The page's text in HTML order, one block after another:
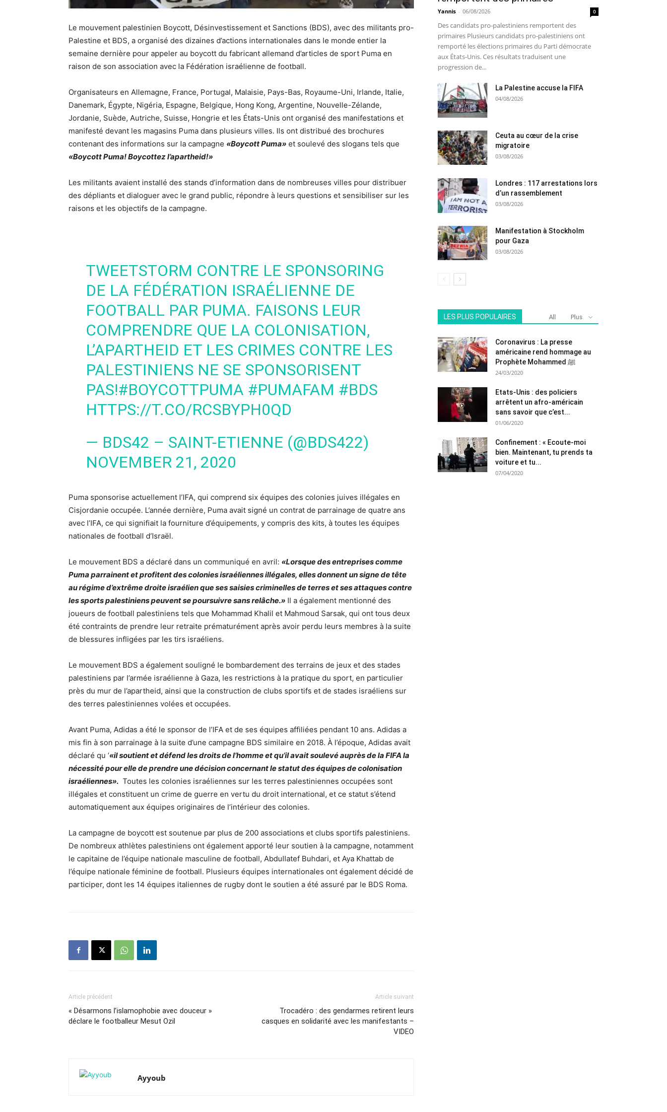
Le mouvement palestinien Boycott, Désinvestissement et Sanctions (BDS), avec des militants pro-
Palestine et BDS, a organisé des dizaines d’actions internationales dans le monde entier la
semaine dernière pour appeler au boycott du fabricant allemand d’articles de sport Puma en
raison de son association avec la Fédération israélienne de football.
Organisateurs en Allemagne, France, Portugal, Malaisie, Pays-Bas, Royaume-Uni, Irlande, Italie,
Danemark, Égypte, Nigéria, Espagne, Belgique, Hong Kong, Argentine, Nouvelle-Zélande,
Jordanie, Suède, Autriche, Suisse, Hongrie et les États-Unis ont organisé des manifestations et
manifesté devant les magasins Puma dans plusieurs villes. Ils ont distribué des brochures
contenant des informations sur la campagne «Boycott Puma» et soulevé des slogans tels que
«Boycott Puma! Boycottez l’apartheid!»
Les militants avaient installé des stands d’information dans de nombreuses villes pour distribuer
des dépliants et dialoguer avec le grand public, répondre à leurs questions et sensibiliser sur les
raisons et les objectifs de la campagne.
TWEETSTORM CONTRE LE SPONSORING
DE LA FÉDÉRATION ISRAÉLIENNE DE
FOOTBALL PAR PUMA. FAISONS LEUR
COMPRENDRE QUE LA COLONISATION,
L’APARTHEID ET LES CRIMES CONTRE LES
PALESTINIENS NE SE SPONSORISENT
PAS!#BOYCOTTPUMA #PUMAFAM #BDS
HTTPS://T.CO/RCSBYPH0QD
— BDS42 – SAINT-ETIENNE (@BDS422)
NOVEMBER 21, 2020
Puma sponsorise actuellement l’IFA, qui comprend six équipes des colonies juives illégales en
Cisjordanie occupée. L’année dernière, Puma avait signé un contrat de parrainage de quatre ans
avec l’IFA, ce qui signifiait la fourniture d’équipements, y compris des kits, à toutes les équipes
nationales de football d’Israël.
Le mouvement BDS a déclaré dans un communiqué en avril: «Lorsque des entreprises comme
Puma parrainent et profitent des colonies israéliennes illégales, elles donnent un signe de tête
au régime d’extrême droite israélien que ses saisies criminelles de terres et ses attaques contre
les sports palestiniens peuvent se poursuivre sans relâche.» Il a également mentionné des
joueurs de football palestiniens tels que Mohammad Khalil et Mahmoud Sarsak, qui ont tous deux
été contraints de prendre leur retraite prématurément après avoir perdu leurs membres à la suite
de blessures infligées par les tirs israéliens.
Le mouvement BDS a également souligné le bombardement des terrains de jeux et des stades
palestiniens par l’armée israélienne à Gaza, les restrictions à la pratique du sport, en particulier
près du mur de l’apartheid, ainsi que la construction de clubs sportifs et de stades israéliens sur
des terres palestiniennes volées et occupées.
Avant Puma, Adidas a été le sponsor de l’IFA et de ses équipes affiliées pendant 10 ans. Adidas a
mis fin à son parrainage à la suite d’une campagne BDS similaire en 2018. À l’époque, Adidas avait
déclaré qu ‘«il soutient et défend les droits de l’homme et qu’il avait soulevé auprès de la FIFA la
nécessité pour elle de prendre une décision concernant le statut des équipes de colonisation
israéliennes». Toutes les colonies israéliennes sur les terres palestiniennes occupées sont
illégales et constituent un crime de guerre en vertu du droit international, et ce statut s’étend
automatiquement aux équipes originaires de l’intérieur des colonies.
La campagne de boycott est soutenue par plus de 200 associations et clubs sportifs palestiniens.
De nombreux athlètes palestiniens ont également apporté leur soutien à la campagne, notamment
le capitaine de l’équipe nationale masculine de football, Abdullatef Buhdari, et Aya Khattab de
l’équipe nationale féminine de football. Plusieurs équipes internationales ont également décidé de
participer, dont les 14 équipes italiennes de rugby dont le soutien a été assuré par le BDS Roma.
Article précédent
« Désarmons l’islamophobie avec douceur »
déclare le footballeur Mesut Ozil
Article suivant
Trocadéro : des gendarmes retirent leurs
casques en solidarité avec les manifestants –
VIDEO
Ayyoub
Yannis - 06/08/2026 0
Des candidats pro-palestiniens remportent des
primaires Plusieurs candidats pro-palestiniens ont
remporté les élections primaires du Parti démocrate
aux États-Unis. Ces résultats traduisent une
progression de...
La Palestine accuse la FIFA
04/08/2026
Ceuta au cœur de la crise
migratoire
03/08/2026
Londres : 117 arrestations lors
d’un rassemblement
03/08/2026
Manifestation à Stockholm
pour Gaza
03/08/2026
LES PLUS POPULAIRES All Plus
Coronavirus : La presse
américaine rend hommage au
Prophète Mohammed ﷺ
24/03/2020
Etats-Unis : des policiers
arrêtent un afro-américain
sans savoir que c’est...
01/06/2020
Confinement : « Ecoute-moi
bien. Maintenant, tu prends ta
voiture et tu...
07/04/2020